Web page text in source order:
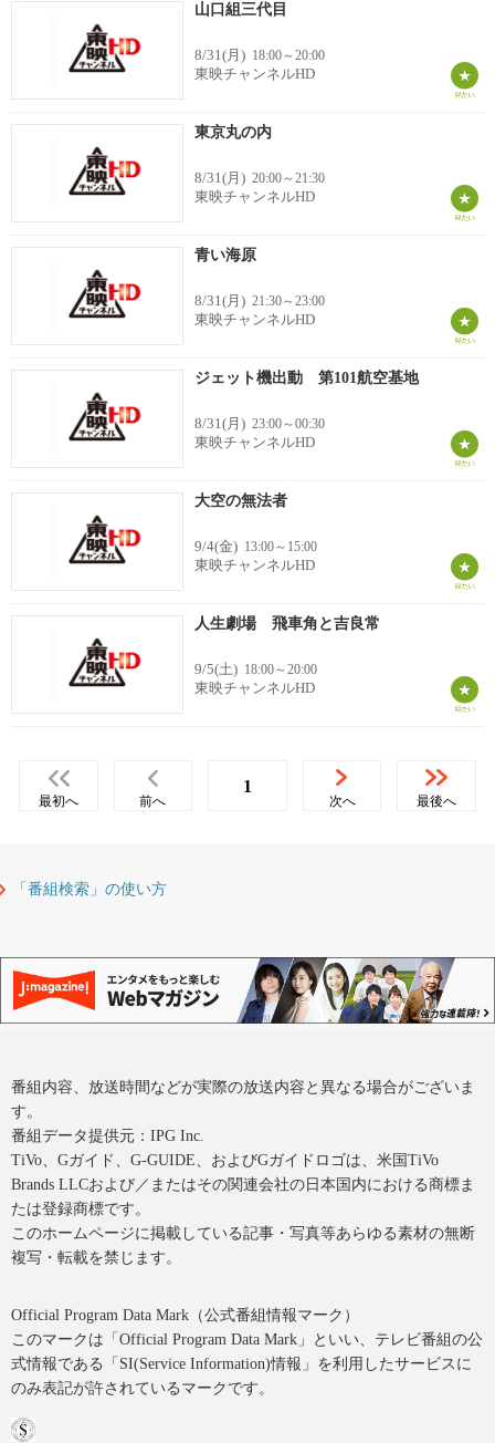
山口組三代目
8/31(月) 18:00～20:00
東映チャンネルHD
東京丸の内
8/31(月) 20:00～21:30
東映チャンネルHD
青い海原
8/31(月) 21:30～23:00
東映チャンネルHD
ジェット機出動 第101航空基地
8/31(月) 23:00～00:30
東映チャンネルHD
大空の無法者
9/4(金) 13:00～15:00
東映チャンネルHD
人生劇場 飛車角と吉良常
9/5(土) 18:00～20:00
東映チャンネルHD
最初へ 前へ
1
次へ 最後へ
「番組検索」の使い方
番組内容、放送時間などが実際の放送内容と異なる場合がございま
す。
番組データ提供元：IPG Inc.
TiVo、Gガイド、G-GUIDE、およびGガイドロゴは、米国TiVo
Brands LLCおよび／またはその関連会社の日本国内における商標ま
たは登録商標です。
このホームページに掲載している記事・写真等あらゆる素材の無断
複写・転載を禁じます。
Official Program Data Mark（公式番組情報マーク）
このマークは「Official Program Data Mark」といい、テレビ番組の公
式情報である「SI(Service Information)情報」を利用したサービスに
のみ表記が許されているマークです。